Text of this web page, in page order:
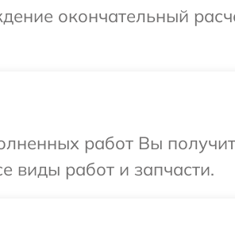
окончательный
работ Вы
виды работ и запчасти.